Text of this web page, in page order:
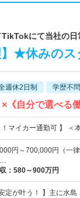
にて当社の日
】★休みの
週休2日制 学歴不問
×《自分で選べる
！マイカー通勤可 】
円～700,000円（一
…
： 580～900万円
定が叶う！ 】主に水